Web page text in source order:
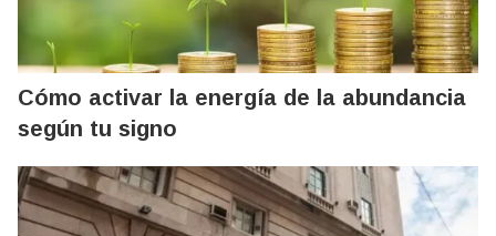
Cómo activar la energía de la abundancia
según tu signo